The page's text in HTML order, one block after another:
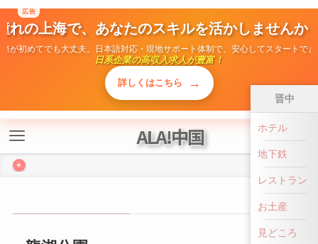
ALA!中国
+
龍湖公園
晋中 見る
晋中
ホテル
地下鉄
レストラン
お土産
見どころ